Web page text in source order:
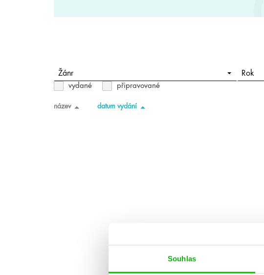
Souhlas
Žánr Rok
vydané připravované
název datum vydání